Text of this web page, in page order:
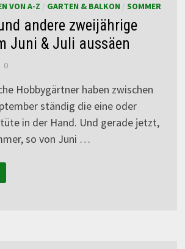
VON A-Z GARTEN & BALKON SOMMER
andere zweijährige
Juni & Juli aussäen
0
Hobbygärtner haben zwischen
ständig die eine oder
in der Hand. Und gerade jetzt,
so von Juni …